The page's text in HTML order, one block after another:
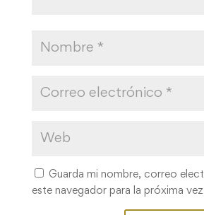
Guarda mi nombre, correo
este navegador para la próxima